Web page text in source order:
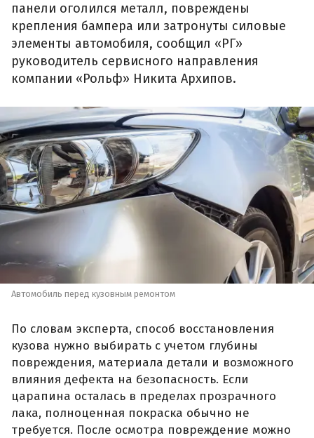
панели оголился металл, повреждены
крепления бампера или затронуты силовые
элементы автомобиля, сообщил «РГ»
руководитель сервисного направления
компании «Рольф» Никита Архипов.
Автомобиль перед кузовным ремонтом
По словам эксперта, способ восстановления
кузова нужно выбирать с учетом глубины
повреждения, материала детали и возможного
влияния дефекта на безопасность. Если
царапина осталась в пределах прозрачного
лака, полноценная покраска обычно не
требуется. После осмотра повреждение можно